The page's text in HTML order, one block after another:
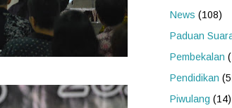
News (108)
Paduan
Pembekalan
Pendidikan
Piwulang (14)